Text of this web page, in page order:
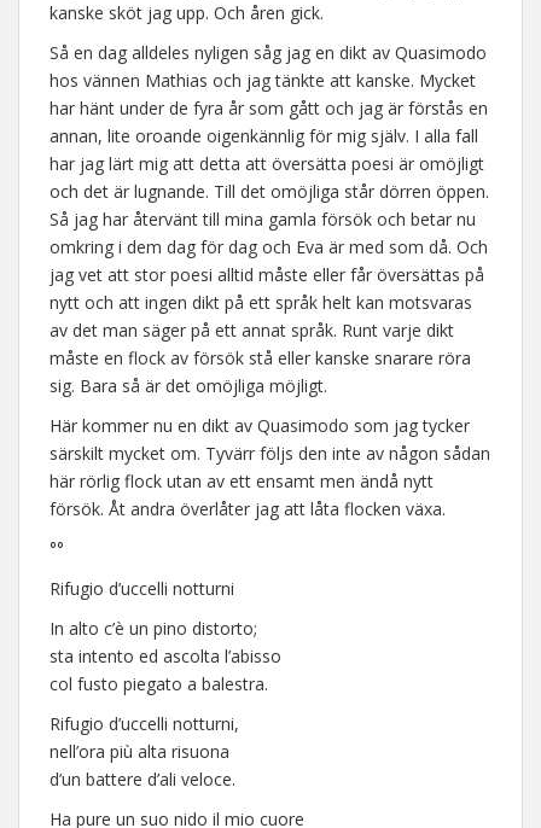
kanske sköt jag upp. Och åren gick.
Så en dag alldeles nyligen såg jag en dikt av Quasimodo
hos vännen Mathias och jag tänkte att kanske. Mycket
har hänt under de fyra år som gått och jag är förstås en
annan, lite oroande oigenkännlig för mig själv. I alla fall
har jag lärt mig att detta att översätta poesi är omöjligt
och det är lugnande. Till det omöjliga står dörren öppen.
Så jag har återvänt till mina gamla försök och betar nu
omkring i dem dag för dag och Eva är med som då. Och
jag vet att stor poesi alltid måste eller får översättas på
nytt och att ingen dikt på ett språk helt kan motsvaras
av det man säger på ett annat språk. Runt varje dikt
måste en flock av försök stå eller kanske snarare röra
sig. Bara så är det omöjliga möjligt.
Här kommer nu en dikt av Quasimodo som jag tycker
särskilt mycket om. Tyvärr följs den inte av någon sådan
här rörlig flock utan av ett ensamt men ändå nytt
försök. Åt andra överlåter jag att låta flocken växa.
°°
Rifugio d’uccelli notturni
In alto c’è un pino distorto;
sta intento ed ascolta l’abisso
col fusto piegato a balestra.
Rifugio d’uccelli notturni,
nell’ora più alta risuona
d’un battere d’ali veloce.
Ha pure un suo nido il mio cuore